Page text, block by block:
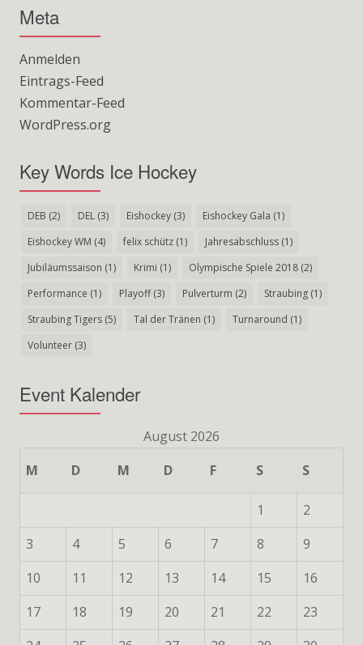
Meta
Anmelden
Eintrags-Feed
Kommentar-Feed
WordPress.org
Key Words Ice Hockey
DEB (2) DEL (3) Eishockey (3) Eishockey Gala (1)
Eishockey WM (4) felix schütz (1) Jahresabschluss (1)
Jubiläumssaison (1) Krimi (1) Olympische Spiele 2018 (2)
Performance (1) Playoff(3) Pulverturm (2) Straubing (1)
Straubing Tigers (5) Tal der Tränen (1) Turnaround (1)
Volunteer (3)
Event Kalender
August 2026
M
D M D F S S
1
2
3
4 5 6 7 8
9
10
11 12 13 14 15
16
17
18 19 20 21 22
23